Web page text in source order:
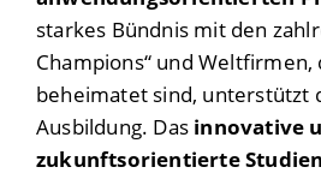
starkes Bündnis mit den
Champions“ und Weltfirmen,
beheimatet sind, unterstützt
Ausbildung. Das innovative
zukunftsorientierte